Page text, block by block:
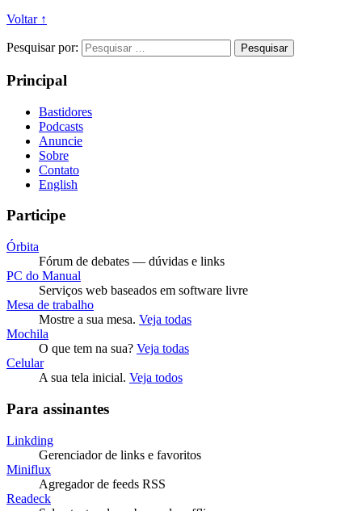
Voltar ↑
Pesquisar por:
Principal
Bastidores
Podcasts
Anuncie
Sobre
Contato
English
Participe
Órbita
Fórum de debates — dúvidas e links
PC do Manual
Serviços web baseados em software livre
Mesa de trabalho
Mostre a sua mesa. Veja todas
Mochila
O que tem na sua? Veja todas
Celular
A sua tela inicial. Veja todos
Para assinantes
Linkding
Gerenciador de links e favoritos
Miniflux
Agregador de feeds RSS
Readeck